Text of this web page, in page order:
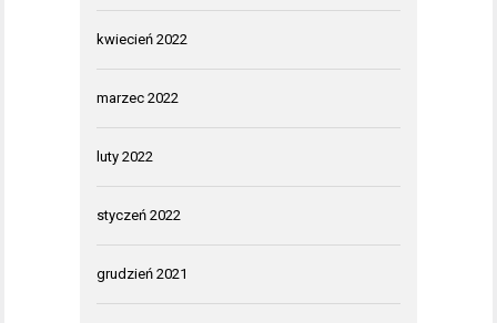
kwiecień 2022
marzec 2022
luty 2022
styczeń 2022
grudzień 2021